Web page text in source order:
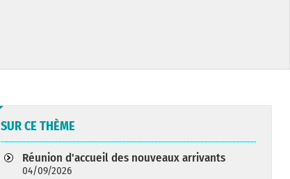
SUR CE THÈME
Réunion d'accueil des nouveaux arrivants
04/09/2026